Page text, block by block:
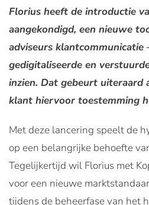
Florius heeft de introductie
aangekondigd, een nieuwe
adviseurs klantcommunicatie
gedigitaliseerde en
inzien. Dat gebeurt uiteraard
klant hiervoor toestemming
Met deze lancering speelt de
op een belangrijke behoefte
Tegelijkertijd wil Florius met
voor een nieuwe
tijdens de beheerfase van het